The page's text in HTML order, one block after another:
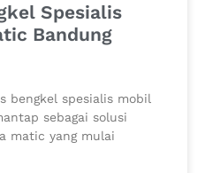
Spesialis
Bandung
bengkel spesialis mobil
sebagai solusi
matic yang mulai